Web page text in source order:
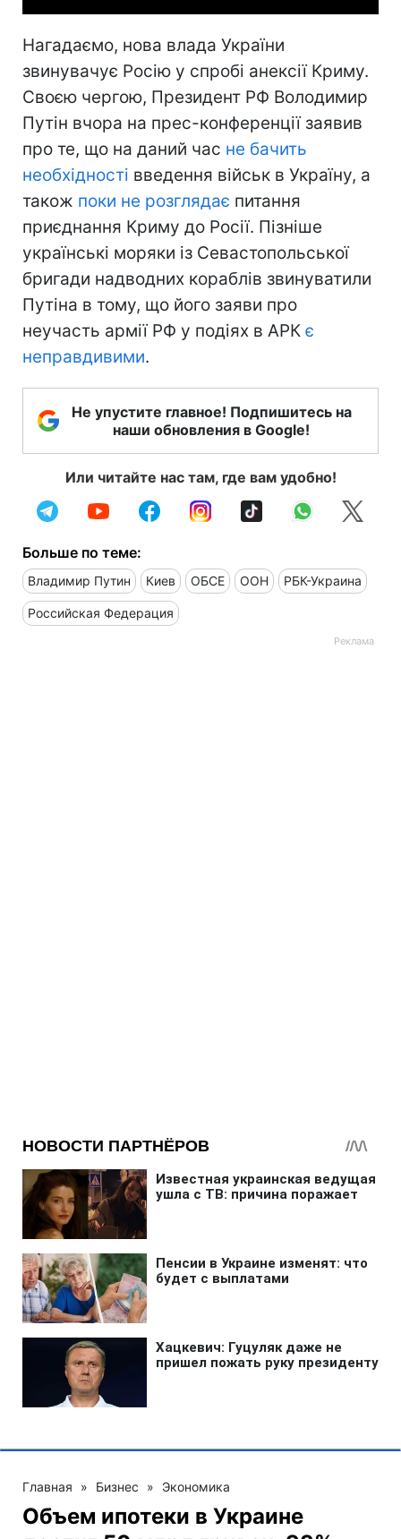
Нагадаємо, нова влада України
звинувачує Росію у спробі анексії Криму.
Своєю чергою, Президент РФ Володимир
Путін вчора на прес-конференції заявив
про те, що на даний час не бачить
необхідності введення військ в Україну, а
також поки не розглядає питання
приєднання Криму до Росії. Пізніше
українські моряки із Севастопольської
бригади надводних кораблів звинуватили
Путіна в тому, що його заяви про
неучасть армії РФ у подіях в АРК є
неправдивими.
Не упустите главное! Подпишитесь на
наши обновления в Google!
Или читайте нас там, где вам удобно!
Больше по теме:
Владимир Путин Киев ОБСЕ ООН РБК-Украина
Российская Федерация
Главная » Бизнес » Экономика
Объем ипотеки в Украине